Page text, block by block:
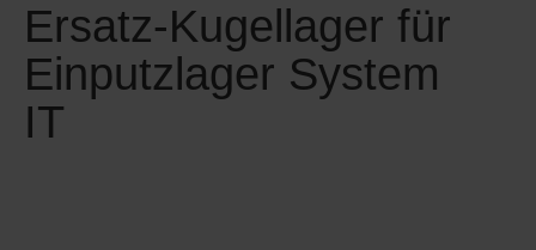
Ersatz-Kugellager für
Einputzlager System
IT